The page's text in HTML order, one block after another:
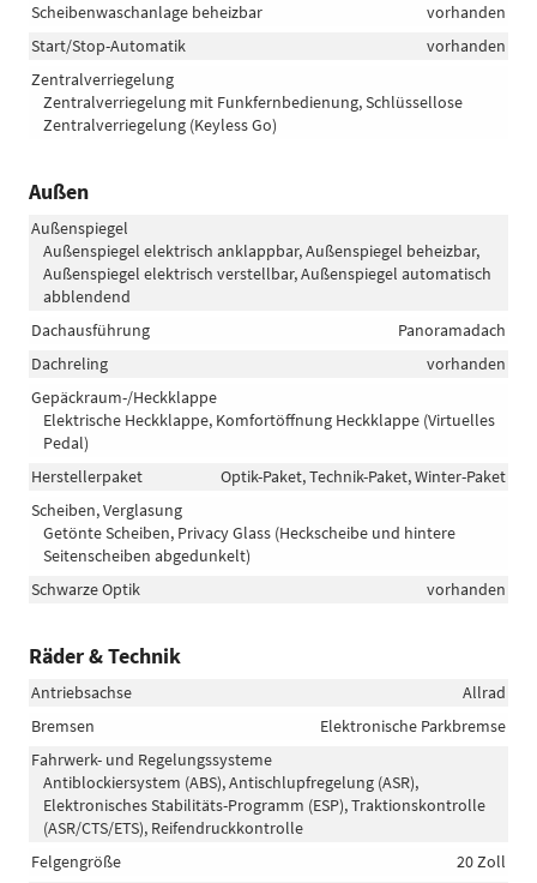
Scheibenwaschanlage beheizbar
vorhanden
Start/Stop-Automatik
vorhanden
Zentralverriegelung
Zentralverriegelung mit Funkfernbedienung, Schlüssellose
Zentralverriegelung (Keyless Go)
Außen
Außenspiegel
Außenspiegel elektrisch anklappbar, Außenspiegel beheizbar,
Außenspiegel elektrisch verstellbar, Außenspiegel automatisch
abblendend
Dachausführung
Panoramadach
Dachreling
vorhanden
Gepäckraum-/Heckklappe
Elektrische Heckklappe, Komfortöffnung Heckklappe (Virtuelles
Pedal)
Herstellerpaket
Optik-Paket, Technik-Paket, Winter-Paket
Scheiben, Verglasung
Getönte Scheiben, Privacy Glass (Heckscheibe und hintere
Seitenscheiben abgedunkelt)
Schwarze Optik
vorhanden
Räder & Technik
Antriebsachse
Allrad
Bremsen
Elektronische Parkbremse
Fahrwerk- und Regelungssysteme
Antiblockiersystem (ABS), Antischlupfregelung (ASR),
Elektronisches Stabilitäts-Programm (ESP), Traktionskontrolle
(ASR/CTS/ETS), Reifendruckkontrolle
Felgengröße
20 Zoll